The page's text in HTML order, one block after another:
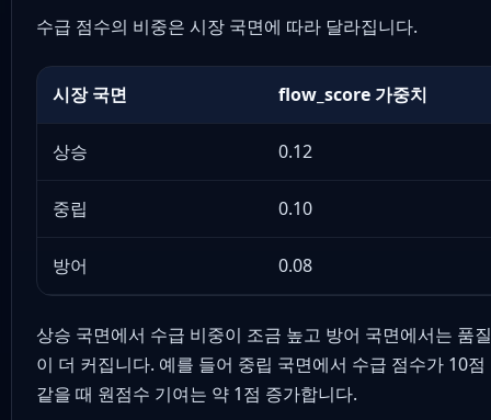
수급 점수의 비중은 시장 국면에 따라 달라집니다.
시장 국면 flow_score 가중치
상승 0.12
중립 0.10
방어 0.08
상승 국면에서 수급 비중이 조금 높고 방어 국면에서는 품
이 더 커집니다. 예를 들어 중립 국면에서 수급 점수가 10
같을 때 원점수 기여는 약 1점 증가합니다.